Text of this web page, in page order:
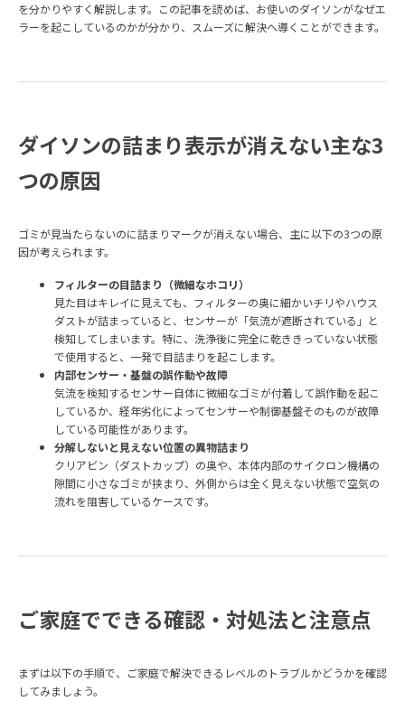
を分かりやすく解説します。この記事を読めば、お使いのダイソンがなぜエ
ラーを起こしているのかが分かり、スムーズに解決へ導くことができます。
ダイソンの詰まり表示が消えない主な3
つの原因
ゴミが見当たらないのに詰まりマークが消えない場合、主に以下の3つの原
因が考えられます。
フィルターの目詰まり（微細なホコリ）
見た目はキレイに見えても、フィルターの奥に細かいチリやハウス
ダストが詰まっていると、センサーが「気流が遮断されている」と
検知してしまいます。特に、洗浄後に完全に乾ききっていない状態
で使用すると、一発で目詰まりを起こします。
内部センサー・基盤の誤作動や故障
気流を検知するセンサー自体に微細なゴミが付着して誤作動を起こ
しているか、経年劣化によってセンサーや制御基盤そのものが故障
している可能性があります。
分解しないと見えない位置の異物詰まり
クリアビン（ダストカップ）の奥や、本体内部のサイクロン機構の
隙間に小さなゴミが挟まり、外側からは全く見えない状態で空気の
流れを阻害しているケースです。
ご家庭でできる確認・対処法と注意点
まずは以下の手順で、ご家庭で解決できるレベルのトラブルかどうかを確認
してみましょう。